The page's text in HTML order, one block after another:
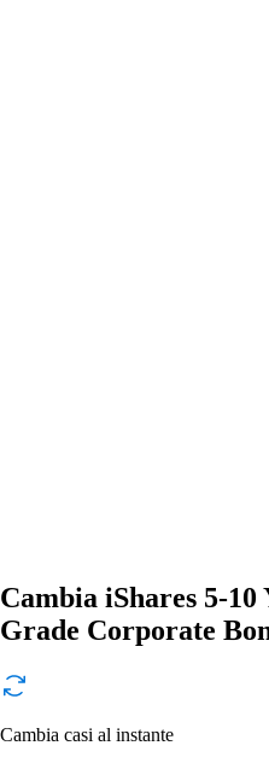
Cambia iShares 5-10
Grade Corporate
Cambia casi al instante